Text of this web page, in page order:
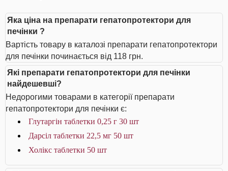
Яка ціна на препарати гепатопротектори для
печінки ?
Вартість товару в каталозі препарати гепатопротектори
для печінки починається від 118 грн.
Які препарати гепатопротектори для печінки
найдешевші?
Недорогими товарами в категорії препарати
гепатопротектори для печінки є:
Глутаргін таблетки 0,25 г 30 шт
Дарсіл таблетки 22,5 мг 50 шт
Холікс таблетки 50 шт